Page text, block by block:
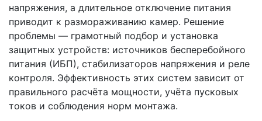
напряжения, а длительное отключение питания
приводит к размораживанию камер. Решение
проблемы — грамотный подбор и установка
защитных устройств: источников бесперебойного
питания (ИБП), стабилизаторов напряжения и реле
контроля. Эффективность этих систем зависит от
правильного расчёта мощности, учёта пусковых
токов и соблюдения норм монтажа.